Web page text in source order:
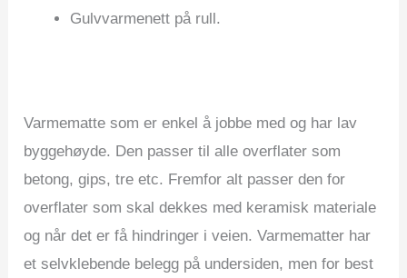
Gulvvarmenett på rull.
Varmematte som er enkel å jobbe med og har lav
byggehøyde. Den passer til alle overflater som
betong, gips, tre etc. Fremfor alt passer den for
overflater som skal dekkes med keramisk materiale
og når det er få hindringer i veien. Varmematter har
et selvklebende belegg på undersiden, men for best